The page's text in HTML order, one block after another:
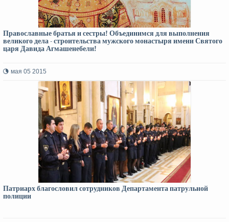
Православные братья и сестры! Объединимся для выполнения
великого дела - строительства мужского монастыря имени Святого
царя Давида Агмашенебели!
мая 05 2015
Патриарх благословил сотрудников Департамента патрульной
полиции